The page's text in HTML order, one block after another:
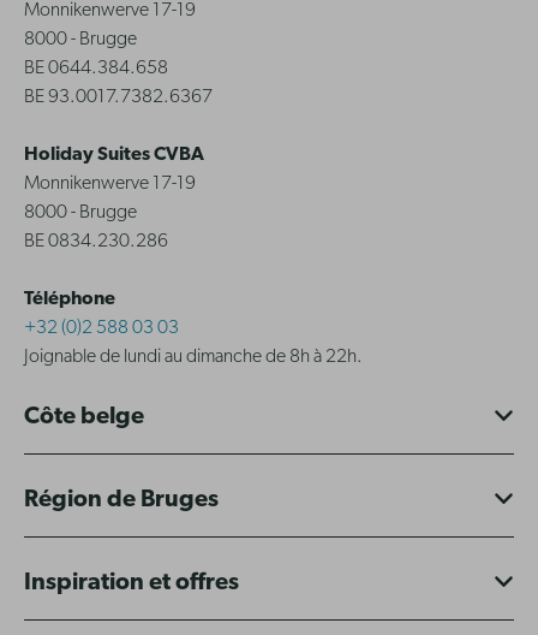
Monnikenwerve 17-19
8000 - Brugge
BE 0644.384.658
BE 93.0017.7382.6367
Holiday Suites CVBA
Monnikenwerve 17-19
8000 - Brugge
BE 0834.230.286
Téléphone
+32 (0)2 588 03 03
Joignable de lundi au dimanche de 8h à 22h.
Côte belge
Région de Bruges
Inspiration et offres